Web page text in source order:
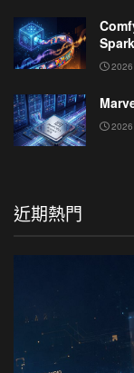
2026
2026
近期熱門